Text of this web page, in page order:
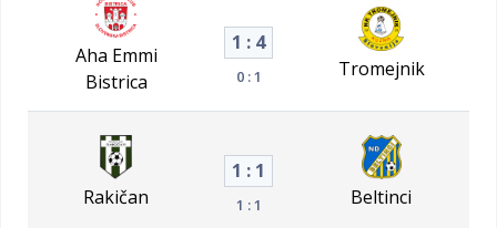
Aha Emmi
Bistrica
1 : 4
0 : 1 Tromejnik
Rakičan
1 : 1
1 : 1 Beltinci